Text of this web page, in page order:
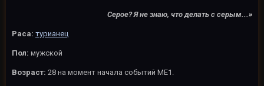
Серое? Я не знаю, что делать с серым...»
Раса: турианец
Пол: мужской
Возраст: 28 на момент начала событий ME1.